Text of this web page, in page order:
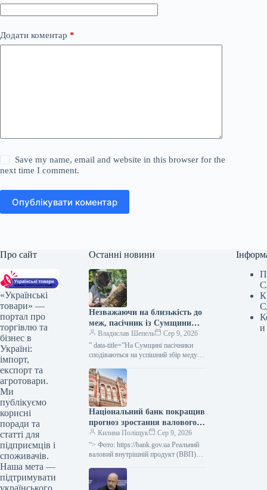
Додати коментар *
Save my name, email and website in this browser for the
next time I comment.
Опублікувати коментар
Про сайт
«Українські
товари» —
портал про
торгівлю та
бізнес в
Україні:
імпорт,
експорт та
агротовари.
Ми
публікуємо
корисні
поради та
статті для
підприємців і
споживачів.
Наша мета —
підтримувати
українського
Останні новини
Незважаючи на близькість до
меж, пасічник із Сумщини
вважає область придатною
для бджільництва —
КУРКУЛЬ
Владислав Шепель
Сер 9, 2026
” data-title=”На Сумщині пасічники
сподіваються на успішний збір меду”
url=”https://kurkul.com/news/41861-na-
sumschini-pasichniki-rozrahovuyut-na-
vdaliy-medozbir”> На Сумщині
пасічники сподіваються на успішний
збір меду 9 серпня…
Національний банк покращив
прогноз зростання валового
внутрішнього продукту
України на третій квартал
2026 року до 2,1%, а на
– до 4,2%.
Килина Поліщук
Сер 9, 2026
“> Фото: https://bank.gov.ua Реальний
валовий внутрішній продукт (ВВП)
збільшиться на 2,1%, у четвертому –
на 4,2%…
и